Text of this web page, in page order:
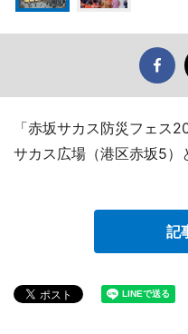
「赤坂サカス防災フェス
サカス広場（港区赤坂5）
記